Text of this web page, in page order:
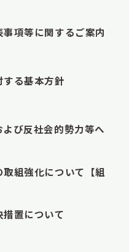
項等に関するご案内
る基本方針
び反社会的勢力等へ
組強化について【組
置について